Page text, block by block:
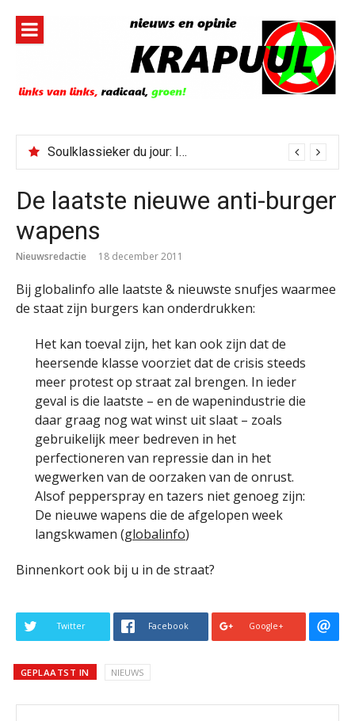
inhoud
Soulklassieker du jour: I Wish It Would Rain
De laatste nieuwe anti-burger
wapens
Nieuwsredactie 18 december 2011
Bij globalinfo alle laatste & nieuwste snufjes waarmee
de staat zijn burgers kan onderdrukken:
Het kan toeval zijn, het kan ook zijn dat de
heersende klasse voorziet dat de crisis steeds
meer protest op straat zal brengen. In ieder
geval is die laatste – en de wapenindustrie die
daar graag nog wat winst uit slaat – zoals
gebruikelijk meer bedreven in het
perfectioneren van repressie dan in het
wegwerken van de oorzaken van de onrust.
Alsof pepperspray en tazers niet genoeg zijn:
De nieuwe wapens die de afgelopen week
langskwamen (globalinfo)
Binnenkort ook bij u in de straat?
Twitter Facebook Google+
GEPLAATST IN NIEUWS